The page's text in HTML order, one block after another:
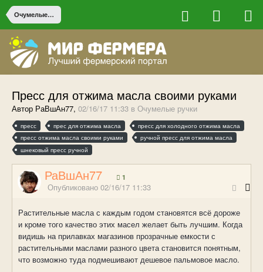
Очумелые ручки
Пресс для отжима масла своими руками
Автор РаВшАн77, 02/16/17 11:33 в Очумелые ручки
пресс прес для отжима масла
пресс для холодного отжима масла
пресс отжима масла своими руками
ручной пресс для отжима масла
шнековый пресс ручной
РаВшАн77 1
Опубликовано 02/16/17 11:33
Растительные масла с каждым годом становятся всё дороже
и кроме того качество этих масел желает быть лучшим. Когда
видишь на прилавках магазинов прозрачные емкости с
растительными маслами разного цвета становится понятным,
что возможно туда подмешивают дешевое пальмовое масло.